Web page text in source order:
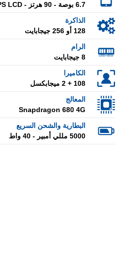
6.7 بوصة - 90 هرتز - IPS LCD
الذاكرة
128 أو 256 جيجابايت
الرام
8 جيجابايت
الكاميرا
108 + 2 ميجابكسل
المعالج
Snapdragon 680 4G
البطارية والشحن السريع
5000 مللي أمبير - 40 واط